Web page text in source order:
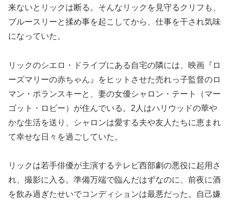
来ないとリックは断る。そんなリックを見守るクリフも、
ブルースリーと揉め事を起こしてから、仕事を干され気味
になっていた。
リックのシエロ・ドライブにある自宅の隣には、映画『ロ
ーズマリーの赤ちゃん』をヒットさせた売れっ子監督のロ
マン・ポランスキーと、妻の女優シャロン・テート（マー
ゴット・ロビー）が住んでいる。2人はハリウッドの華や
かな生活を送り、シャロンは愛する夫や友人たちに恵まれ
て幸せな日々を過ごしていた。
リックは若手俳優が主演するテレビ西部劇の悪役に起用さ
れ、撮影に入る。準備万端で臨んだはずなのに、前夜に酒
を飲み過ぎたせいでコンディションは最悪だった。自己嫌